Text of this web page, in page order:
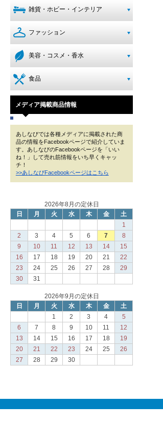
雑貨・ホビー・インテリア
ファッション
美容・コスメ・香水
食品
メディア掲載商品情報
あしなびでは各種メディアに掲載された商
品の情報をFacebookページで紹介していま
す。あしなびのFacebookページを「いい
ね！」して売れ筋情報をいち早くキャッ
チ！
>>あしなびFacebookページはこちら
2026年8月の定休日
日
月 火 水 木 金
土
1
2
3 4 5 6 7
8
9
10 11 12 13 14
15
16
17 18 19 20 21
22
23
24 25 26 27 28
29
30
31
2026年9月の定休日
日
月 火 水 木 金
土
1
2 3 4
5
6
7 8 9 10 11
12
13
14 15 16 17 18
19
20
21 22 23 24 25
26
27
28 29 30